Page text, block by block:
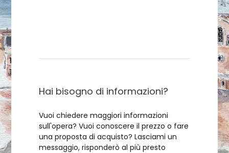
Hai bisogno di informazioni?
Vuoi chiedere maggiori informazioni
sull'opera? Vuoi conoscere il prezzo o fare
una proposta di acquisto? Lasciami un
messaggio, risponderò al più presto